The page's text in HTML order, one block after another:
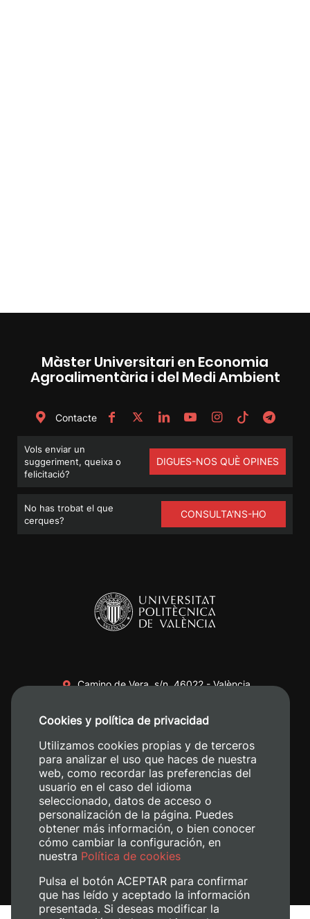
Màster Universitari en Economia
Agroalimentària i del Medi Ambient
Contacte
Vols enviar un
suggeriment, queixa o
felicitació?
DIGUES-NOS QUÈ OPINES
No has trobat el que
cerques?
CONSULTA'NS-HO
Camino de Vera, s/n. 46022 - València
+34 620 04 00 50
Cookies y política de privacidad
Utilizamos cookies propias y de terceros
para analizar el uso que haces de nuestra
web, como recordar las preferencias del
usuario en el caso del idioma
seleccionado, datos de acceso o
personalización de la página. Puedes
obtener más información, o bien conocer
cómo cambiar la configuración, en
nuestra Política de cookies
Pulsa el botón ACEPTAR para confirmar
que has leído y aceptado la información
presentada. Si deseas modificar la